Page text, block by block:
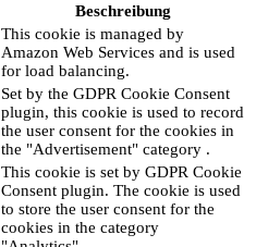
Beschreibung
This cookie is managed by
Amazon Web Services and is used
for load balancing.
Set by the GDPR Cookie Consent
plugin, this cookie is used to record
the user consent for the cookies in
the "Advertisement" category .
This cookie is set by GDPR Cookie
Consent plugin. The cookie is used
to store the user consent for the
cookies in the category